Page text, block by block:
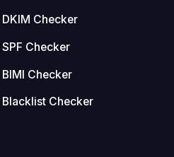
DKIM Checker
SPF Checker
BIMI Checker
Blacklist Checker